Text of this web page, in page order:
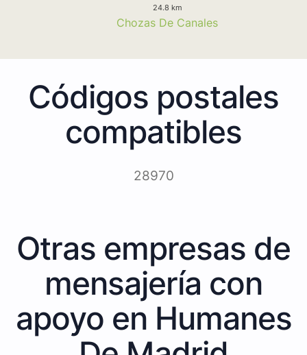
24.8 km
Chozas De Canales
Códigos postales
compatibles
28970
Otras empresas de
mensajería con
apoyo en Humanes